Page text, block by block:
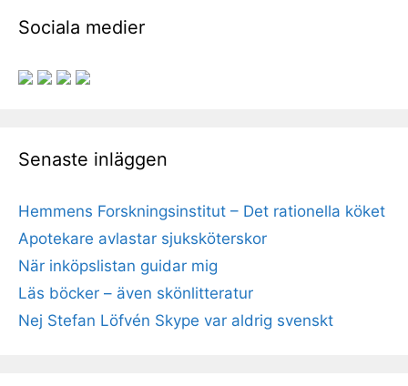
Sociala medier
Senaste inläggen
Hemmens Forskningsinstitut – Det rationella köket
Apotekare avlastar sjuksköterskor
När inköpslistan guidar mig
Läs böcker – även skönlitteratur
Nej Stefan Löfvén Skype var aldrig svenskt